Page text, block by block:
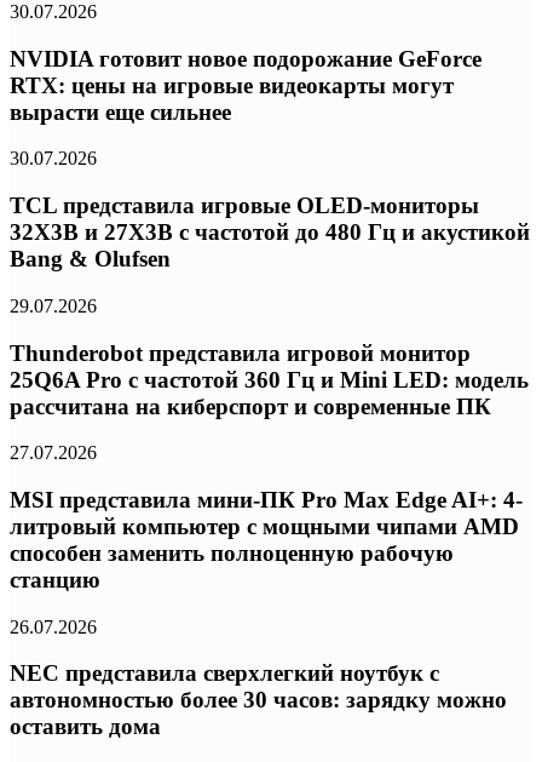
30.07.2026
NVIDIA готовит новое подорожание GeForce
RTX: цены на игровые видеокарты могут
вырасти еще сильнее
30.07.2026
TCL представила игровые OLED-мониторы
32X3B и 27X3B с частотой до 480 Гц и акустикой
Bang & Olufsen
29.07.2026
Thunderobot представила игровой монитор
25Q6A Pro с частотой 360 Гц и Mini LED: модель
рассчитана на киберспорт и современные ПК
27.07.2026
MSI представила мини-ПК Pro Max Edge AI+: 4-
литровый компьютер с мощными чипами AMD
способен заменить полноценную рабочую
станцию
26.07.2026
NEC представила сверхлегкий ноутбук с
автономностью более 30 часов: зарядку можно
оставить дома